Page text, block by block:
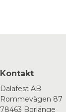
Kontakt
Dalafest AB
Rommevägen 87
78463 Borlänge